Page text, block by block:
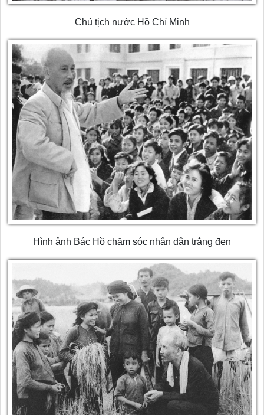
Chủ tịch nước Hồ Chí Minh
Hình ảnh Bác Hồ chăm sóc nhân dân trắng đen